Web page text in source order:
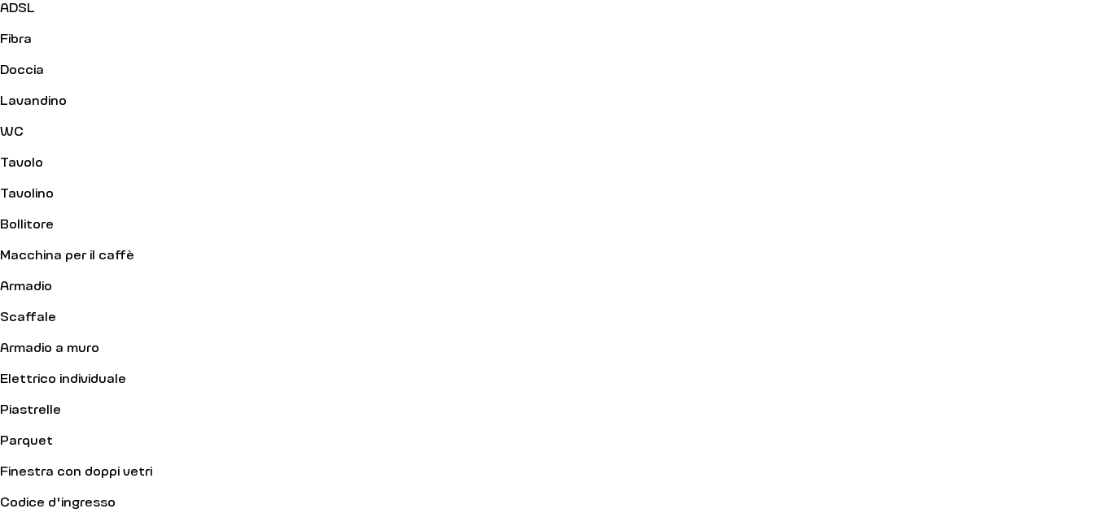
ADSL
Fibra
Doccia
Lavandino
WC
Tavolo
Tavolino
Bollitore
Macchina per il caffè
Armadio
Scaffale
Armadio a muro
Elettrico individuale
Piastrelle
Parquet
Finestra con doppi vetri
Codice d'ingresso